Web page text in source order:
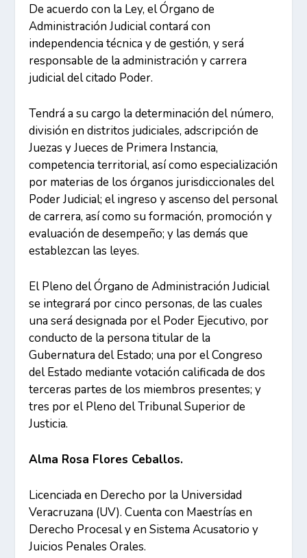
De acuerdo con la Ley, el Órgano de
Administración Judicial contará con
independencia técnica y de gestión, y será
responsable de la administración y carrera
judicial del citado Poder.
Tendrá a su cargo la determinación del número,
división en distritos judiciales, adscripción de
Juezas y Jueces de Primera Instancia,
competencia territorial, así como especialización
por materias de los órganos jurisdiccionales del
Poder Judicial; el ingreso y ascenso del personal
de carrera, así como su formación, promoción y
evaluación de desempeño; y las demás que
establezcan las leyes.
El Pleno del Órgano de Administración Judicial
se integrará por cinco personas, de las cuales
una será designada por el Poder Ejecutivo, por
conducto de la persona titular de la
Gubernatura del Estado; una por el Congreso
del Estado mediante votación calificada de dos
terceras partes de los miembros presentes; y
tres por el Pleno del Tribunal Superior de
Justicia.
Alma Rosa Flores Ceballos.
Licenciada en Derecho por la Universidad
Veracruzana (UV). Cuenta con Maestrías en
Derecho Procesal y en Sistema Acusatorio y
Juicios Penales Orales.